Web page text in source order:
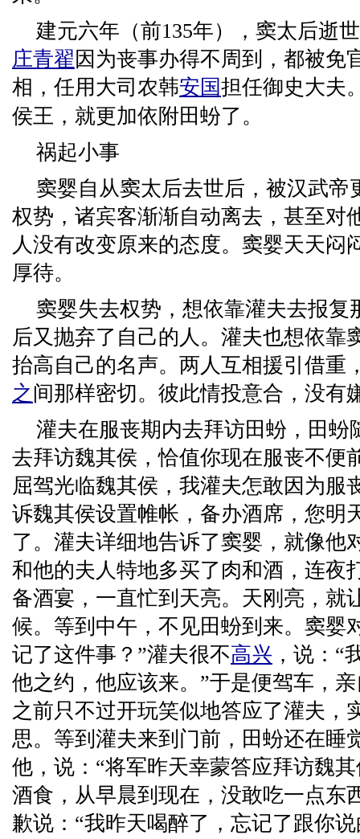
建元六年（前135年），窦太后逝
庄青翟 因为丧事办得不周到，都被免
相，任用大司农韩安国担任御史大夫
侯王，就更加依附田蚡了。
祸起小事
窦婴自从窦太后去世后，被汉武帝
权势，诸宾客渐渐自动离去，甚至对
人没有改变原来的态度。窦婴天天闷
厚待。
窦婴失去权势，想依靠灌夫去报复
后又抛弃了自己的人。灌夫也想依靠
抬高自己的名声。两人互相援引借重
之 间那样密切。彼此情投意合，没有
灌夫在服丧期内去拜访田蚡，田蚡
去拜访魏其侯，恰值你现在服丧不便
屈驾光临魏其侯，我灌夫怎敢因为服
诉魏其侯设置帷帐，备办酒席，您明
了。灌夫详细地告诉了窦婴，就像他
和他的夫人特地多买了肉和酒，连夜
备酒宴，一直忙到天亮。天刚亮，就
候。等到中午，不见田蚡到来。窦婴
记了这件事？”灌夫很不高兴 ，说：“
他之约，他应该来。”于是便驾车，
之前只不过开玩笑似地答应了灌夫，
思。等到灌夫来到门前，田蚡还在睡
他，说：“将军昨天幸蒙答应拜访魏
酒食，从早晨到现在，没敢吃一点东
歉说：“我昨天喝醉了，忘记了跟你